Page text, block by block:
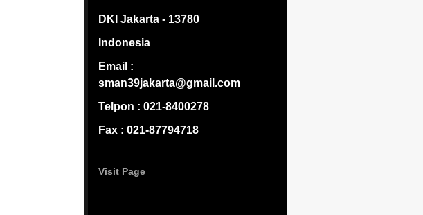
DKI Jakarta - 13780
Indonesia
Email :
sman39jakarta@gmail.com
Telpon : 021-8400278
Fax : 021-87794718
Visit Page